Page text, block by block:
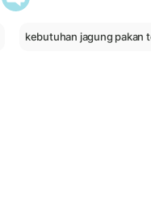
kebutuhan jagung pakan